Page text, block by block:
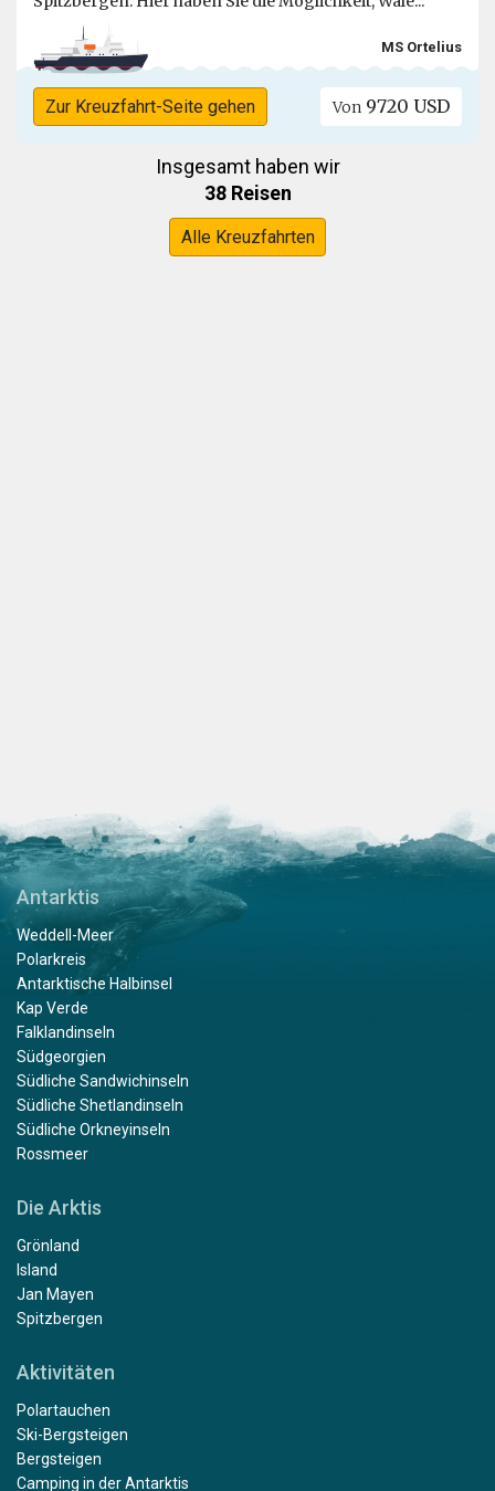
MS Ortelius
Zur Kreuzfahrt-Seite gehen Von 9720 USD
Insgesamt haben wir
38 Reisen
Alle Kreuzfahrten
Antarktis
Weddell-Meer
Polarkreis
Antarktische Halbinsel
Kap Verde
Falklandinseln
Südgeorgien
Südliche Sandwichinseln
Südliche Shetlandinseln
Südliche Orkneyinseln
Rossmeer
Die Arktis
Grönland
Island
Jan Mayen
Spitzbergen
Aktivitäten
Polartauchen
Ski-Bergsteigen
Bergsteigen
Camping in der Antarktis